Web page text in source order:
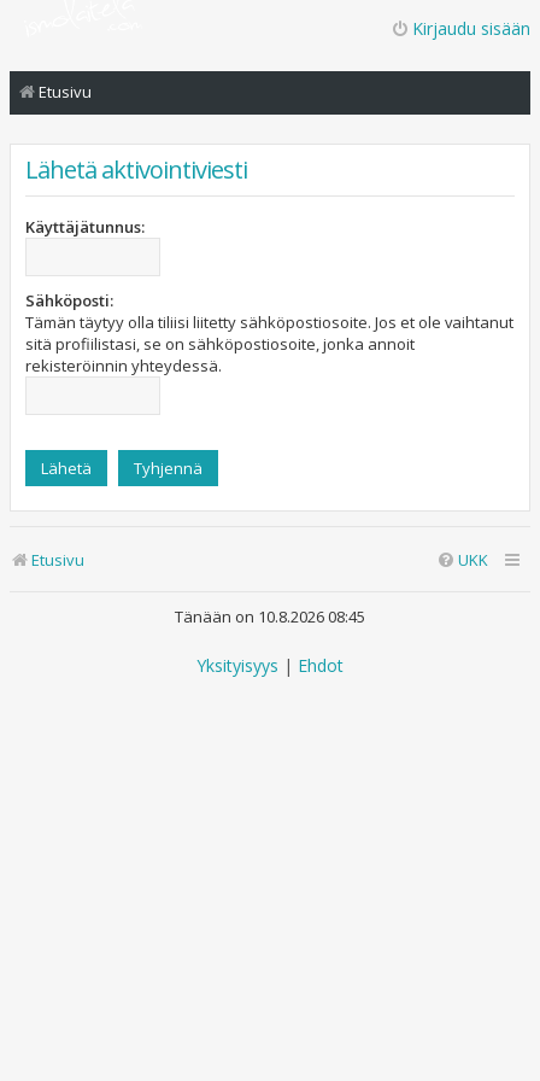
Kirjaudu sisään
Etusivu
Lähetä aktivointiviesti
Käyttäjätunnus:
Sähköposti:
Tämän täytyy olla tiliisi liitetty sähköpostiosoite. Jos et ole vaihtanut
sitä profiilistasi, se on sähköpostiosoite, jonka annoit
rekisteröinnin yhteydessä.
Etusivu UKK
Tänään on 10.8.2026 08:45
Yksityisyys | Ehdot